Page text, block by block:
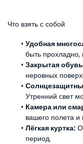
Что взять с собой
Удобная
быть прохладно,
Закрытая
неровных
Утренний свет
Камера или
вашего полета и
Лёгкая куртка:
период.